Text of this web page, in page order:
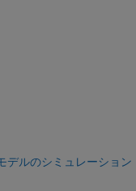
デルのシミュレーション